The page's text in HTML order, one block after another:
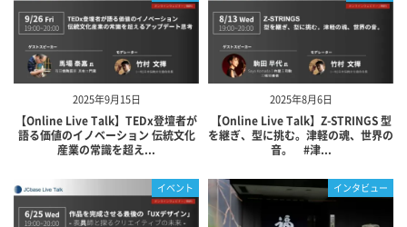
2025年9月15日
【Online Live Talk】TEDx登壇者が
語る価値のイノベーション 伝統文化
産業の常識を超え...
2025年8月6日
【Online Live Talk】Z-STRINGS 型
を継ぎ、型に挑む。津軽の魂、世界の
音。 #津...
イベント インタビュー